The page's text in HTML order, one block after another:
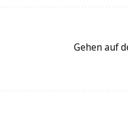
Gehen auf